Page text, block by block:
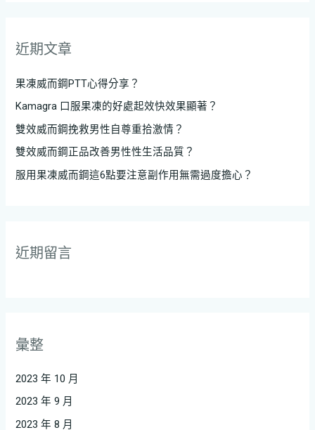
近期文章
果凍威而鋼PTT心得分享？
Kamagra 口服果凍的好處起效快效果顯著？
雙效威而鋼挽救男性自尊重拾激情？
雙效威而鋼正品改善男性性生活品質？
服用果凍威而鋼這6點要注意副作用無需過度擔心？
近期留言
彙整
2023 年 10 月
2023 年 9 月
2023 年 8 月